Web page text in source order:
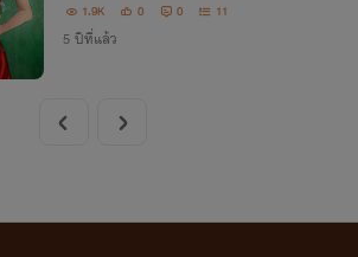
1.9K 0 0 11
5 ปีที่แล้ว